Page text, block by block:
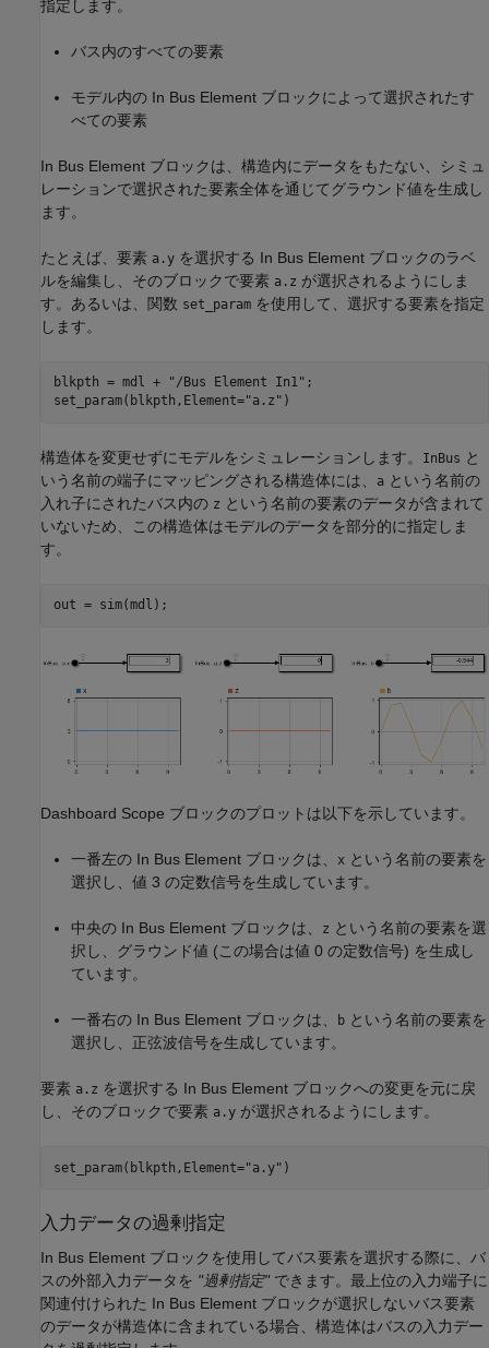
指定します。
バス内のすべての要素
モデル内の In Bus Element ブロックによって選択されたす
べての要素
In Bus Element ブロックは、構造内にデータをもたない、シミュ
レーションで選択された要素全体を通じてグラウンド値を生成し
ます。
たとえば、要素 a.y を選択する In Bus Element ブロックのラベ
ルを編集し、そのブロックで要素 a.z が選択されるようにしま
す。あるいは、関数 set_param を使用して、選択する要素を指定
します。
blkpth = mdl + "/Bus Element In1" ;
set_param(blkpth,Element="a.z" )
構造体を変更せずにモデルをシミュレーションします。 InBus と
いう名前の端子にマッピングされる構造体には、
a という名前の
入れ子にされたバス内の z という名前の要素のデータが含まれて
いないため、この構造体はモデルのデータを部分的に指定しま
す。
out = sim(mdl);
Dashboard Scope ブロックのプロットは以下を示しています。
一番左の In Bus Element ブロックは、 x という名前の要素を
選択し、値 3 の定数信号を生成しています。
中央の In Bus Element ブロックは、 z という名前の要素を選
択し、グラウンド値 (この場合は値 0 の定数信号) を生成し
ています。
一番右の In Bus Element ブロックは、 b という名前の要素を
選択し、正弦波信号を生成しています。
要素 a.z を選択する In Bus Element ブロックへの変更を元に戻
し、そのブロックで要素 a.y が選択されるようにします。
set_param(blkpth,Element="a.y" )
入力データの過剰指定
In Bus Element ブロックを使用してバス要素を選択する際に、バ
スの外部入力データを "過剰指定"できます。最上位の入力端子に
関連付けられた In Bus Element ブロックが選択しないバス要素
のデータが構造体に含まれている場合、構造体はバスの入力デー